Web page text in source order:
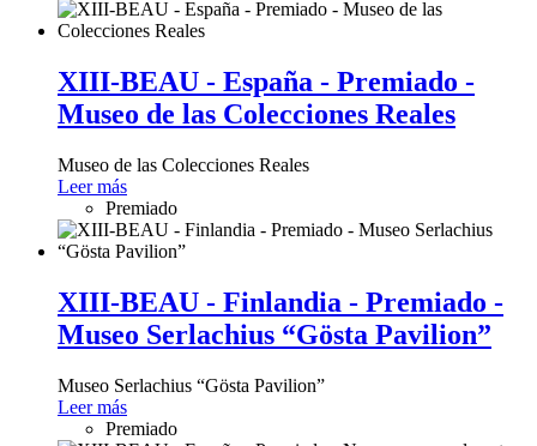
XIII-BEAU - España - Premiado -
Museo de las Colecciones Reales
Museo de las Colecciones Reales
Leer más
Premiado
XIII-BEAU - Finlandia - Premiado -
Museo Serlachius “Gösta Pavilion”
Museo Serlachius “Gösta Pavilion”
Leer más
Premiado